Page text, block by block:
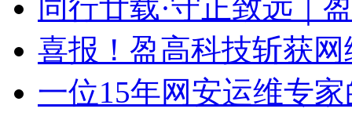
同行廿载·守正致远｜
喜报！盈高科技斩获
一位15年网安运维专